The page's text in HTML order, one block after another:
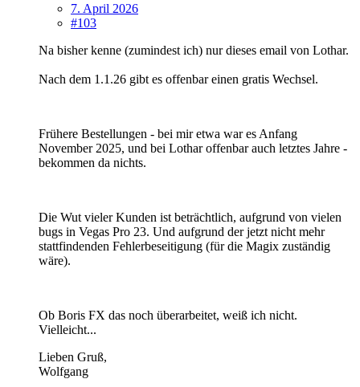
7. April 2026
#103
Na bisher kenne (zumindest ich) nur dieses email von Lothar.
Nach dem 1.1.26 gibt es offenbar einen gratis Wechsel.
Frühere Bestellungen - bei mir etwa war es Anfang
November 2025, und bei Lothar offenbar auch letztes Jahre -
bekommen da nichts.
Die Wut vieler Kunden ist beträchtlich, aufgrund von vielen
bugs in Vegas Pro 23. Und aufgrund der jetzt nicht mehr
stattfindenden Fehlerbeseitigung (für die Magix zuständig
wäre).
Ob Boris FX das noch überarbeitet, weiß ich nicht.
Vielleicht...
Lieben Gruß,
Wolfgang